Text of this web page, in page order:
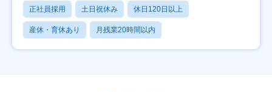
正社員採用 土日祝休み 休日120日以上
産休・育休あり 月残業20時間以内